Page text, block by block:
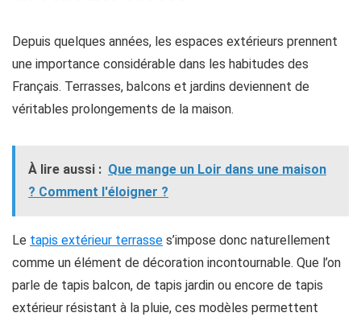
Depuis quelques années, les espaces extérieurs prennent
une importance considérable dans les habitudes des
Français. Terrasses, balcons et jardins deviennent de
véritables prolongements de la maison.
À lire aussi : Que mange un Loir dans une maison
? Comment l'éloigner ?
Le tapis extérieur terrasse s’impose donc naturellement
comme un élément de décoration incontournable. Que l’on
parle de tapis balcon, de tapis jardin ou encore de tapis
extérieur résistant à la pluie, ces modèles permettent